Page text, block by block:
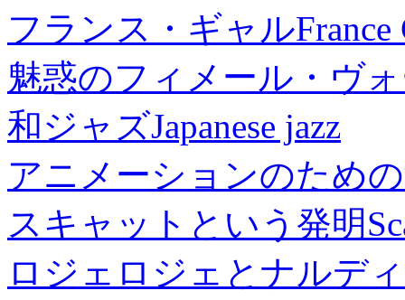
フランス・ギャルFrance
魅惑のフィメール・ヴ
和ジャズJapanese jazz
アニメーションのため
スキャットという発明
ロジェロジェとナルデ